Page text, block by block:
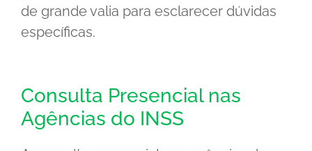
de grande valia para esclarecer dúvidas
específicas.
Consulta Presencial nas
Agências do INSS